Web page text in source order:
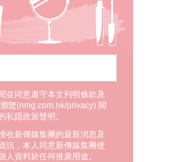
並同意遵守本文列明條款及
覽(nmg.com.hk/privacy) 閱
私隱政策聲明。
收新傳媒集團的最新消息及
訊，本人同意新傳媒集團使
人資料於任何推廣用途。